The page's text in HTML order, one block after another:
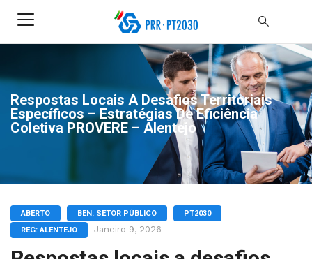
Respostas Locais A Desafios Territoriais
Específicos – Estratégias De Eficiência
Coletiva PROVERE – Alentejo
ABERTO BEN: SETOR PÚBLICO
PT2030
REG: ALENTEJO
Janeiro 9, 2026